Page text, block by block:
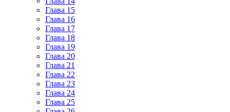
Глава 15
Глава 16
Глава 17
Глава 18
Глава 19
Глава 20
Глава 21
Глава 22
Глава 23
Глава 24
Глава 25